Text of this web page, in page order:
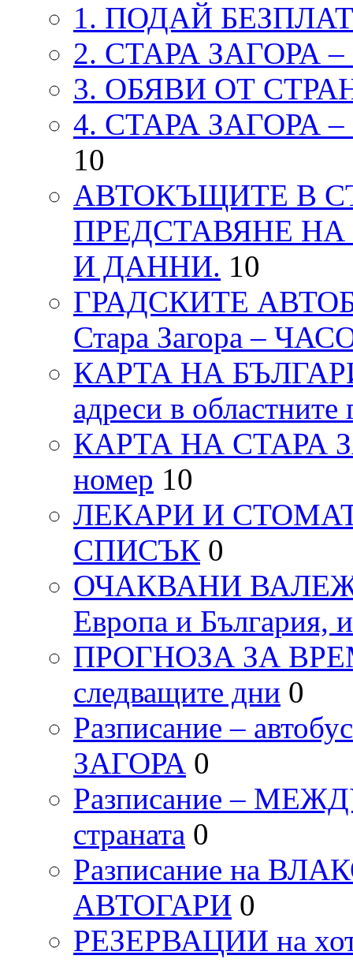
1. ПОДАЙ
2. СТАРА ЗАГОРА
3. ОБЯВИ ОТ
4. СТАРА ЗАГОРА
10
АВТОКЪЩИТЕ В
ПРЕДСТАВЯНЕ
И ДАННИ. 10
ГРАДСКИТЕ
Стара Загора –
КАРТА НА
адреси в областните
КАРТА НА СТАРА
номер 10
ЛЕКАРИ И
СПИСЪК 0
ОЧАКВАНИ ВАЛЕЖИ
Европа и България,
ПРОГНОЗА ЗА
следващите дни 0
Разписание –
ЗАГОРА 0
Разписание –
страната 0
Разписание на
АВТОГАРИ 0
РЕЗЕРВАЦИИ на